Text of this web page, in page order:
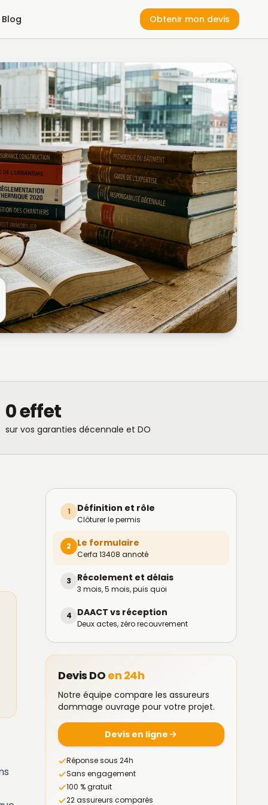
Blog Obtenir mon devis
0 effet
sur vos garanties décennale et DO
1 Définition et rôle
Clôturer le permis
2 Le formulaire
Cerfa 13408 annoté
3 Récolement et délais
3 mois, 5 mois, puis quoi
4 DAACT vs réception
Deux actes, zéro recouvrement
Devis DO en 24h
Notre équipe compare les assureurs
dommage ouvrage pour votre projet.
Devis en ligne
Réponse sous 24h
Sans engagement
100 % gratuit
22 assureurs comparés